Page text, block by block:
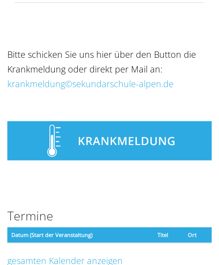
Bitte schicken Sie uns hier über den Button die
Krankmeldung oder direkt per Mail an:
krankmeldung©sekundarschule-alpen.de
Termine
Datum (Start der Veranstaltung) Titel Ort
gesamten Kalender anzeigen